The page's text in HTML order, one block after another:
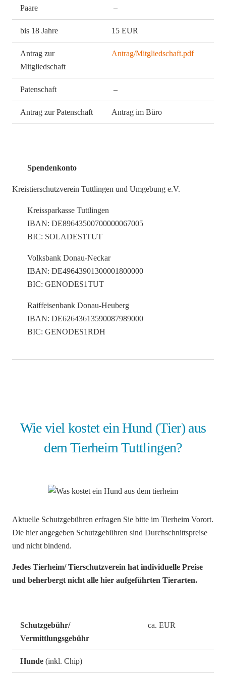
Paare –
bis 18 Jahre 15 EUR
Antrag zur
Mitgliedschaft
Antrag/Mitgliedschaft.pdf
Patenschaft –
Antrag zur Patenschaft Antrag im Büro
Spendenkonto
Kreistierschutzverein Tuttlingen und Umgebung e.V.
Kreissparkasse Tuttlingen
IBAN: DE89643500700000067005
BIC: SOLADES1TUT
Volksbank Donau-Neckar
IBAN: DE49643901300001800000
BIC: GENODES1TUT
Raiffeisenbank Donau-Heuberg
IBAN: DE62643613590087989000
BIC: GENODES1RDH
Wie viel kostet ein Hund (Tier) aus
dem Tierheim Tuttlingen?
Aktuelle Schutzgebühren erfragen Sie bitte im Tierheim Vorort.
Die hier angegeben Schutzgebühren sind Durchschnittspreise
und nicht bindend.
Jedes Tierheim/ Tierschutzverein hat individuelle Preise
und beherbergt nicht alle hier aufgeführten Tierarten.
Schutzgebühr/
Vermittlungsgebühr
ca. EUR
Hunde (inkl. Chip)